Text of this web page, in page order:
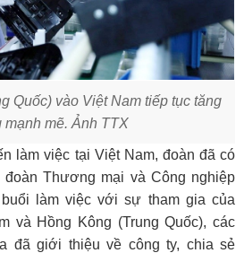
Quốc) vào Việt Nam tiếp tục tăng
mạnh mẽ. Ảnh TTX
làm việc tại Việt Nam, đoàn đã có
Thương mại và Công nghiệp
làm việc với sự tham gia của
và Hồng Kông (Trung Quốc), các
đã giới thiệu về công ty, chia sẻ